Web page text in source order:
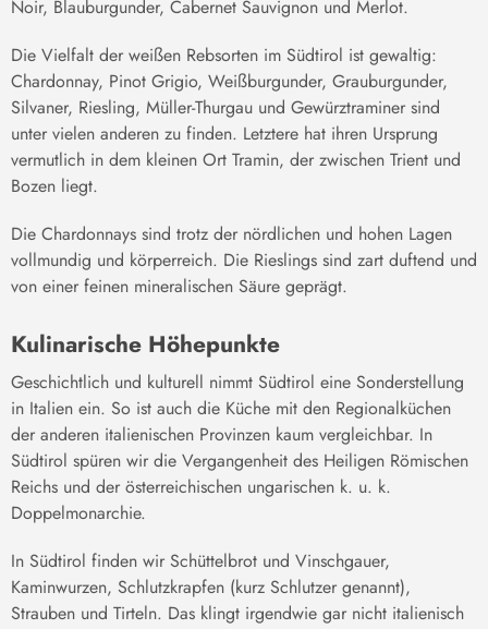
Noir, Blauburgunder, Cabernet Sauvignon und Merlot.
Die Vielfalt der weißen Rebsorten im Südtirol ist gewaltig:
Chardonnay, Pinot Grigio, Weißburgunder, Grauburgunder,
Silvaner, Riesling, Müller-Thurgau und Gewürztraminer sind
unter vielen anderen zu finden. Letztere hat ihren Ursprung
vermutlich in dem kleinen Ort Tramin, der zwischen Trient und
Bozen liegt.
Die Chardonnays sind trotz der nördlichen und hohen Lagen
vollmundig und körperreich. Die Rieslings sind zart duftend und
von einer feinen mineralischen Säure geprägt.
Kulinarische Höhepunkte
Geschichtlich und kulturell nimmt Südtirol eine Sonderstellung
in Italien ein. So ist auch die Küche mit den Regionalküchen
der anderen italienischen Provinzen kaum vergleichbar. In
Südtirol spüren wir die Vergangenheit des Heiligen Römischen
Reichs und der österreichischen ungarischen k. u. k.
Doppelmonarchie.
In Südtirol finden wir Schüttelbrot und Vinschgauer,
Kaminwurzen, Schlutzkrapfen (kurz Schlutzer genannt),
Strauben und Tirteln. Das klingt irgendwie gar nicht italienisch